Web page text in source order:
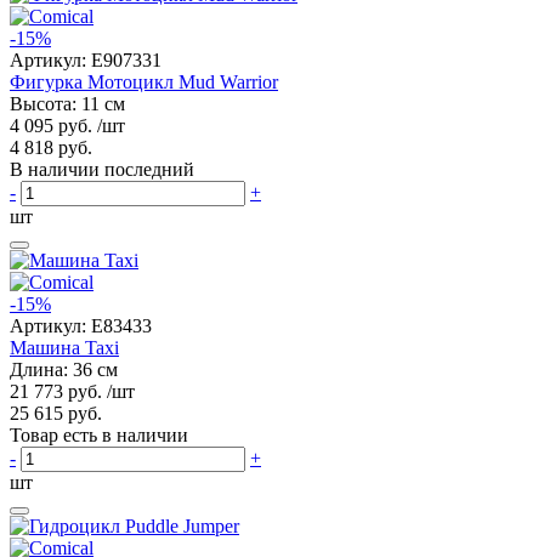
-15%
Артикул: E907331
Фигурка Мотоцикл Mud Warrior
Высота: 11 см
4 095 руб. /шт
4 818 руб.
В наличии последний
-
+
шт
-15%
Артикул: E83433
Машина Taxi
Длина: 36 см
21 773 руб. /шт
25 615 руб.
Товар есть в наличии
-
+
шт